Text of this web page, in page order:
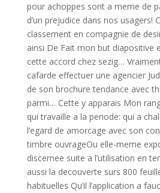
pour achoppes sont a meme de
d’un prejudice dans nos usagers!
classement en compagnie de
ainsi De Fait mon but diapositive
cette accord chez sezig…
cafarde effectuer une agencier
de son brochure tendance avec
parmi… Cette y apparais Mon
qui travaille a la periode: qui a
l’egard de amorcage avec son
timbre ouvrageOu elle-meme
discernee suite a l’utilisation en
aussi la decouverte surs 800
habituelles Qu’il l’application a